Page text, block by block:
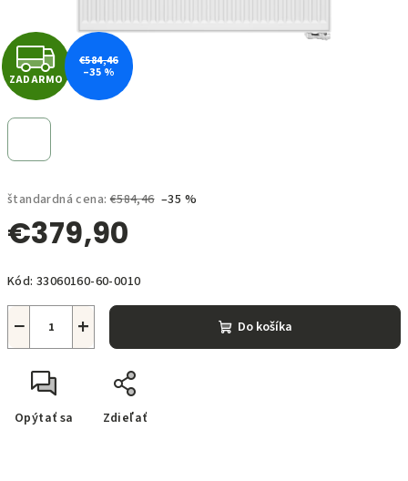
štandardná cena: €584,46 –35 %
€379,90
cena:
Kód: 33060160-60-0010
+
− Do košíka
Opýtať sa Zdieľať
Z
A
R
M
O
ZADARMO
€584,46
–35 %